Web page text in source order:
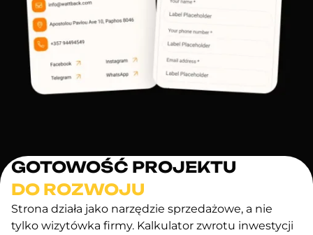
GOTOWOŚĆ PROJEKTU
DO ROZWOJU
Strona działa jako narzędzie sprzedażowe, a nie
tylko wizytówka firmy. Kalkulator zwrotu inwestycji